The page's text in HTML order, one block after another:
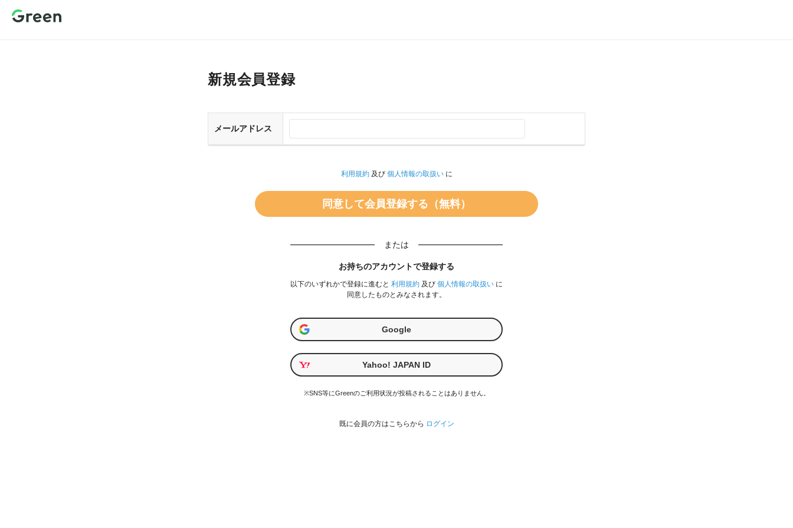
新規会員登録
メールアドレス
利用規約及び 個人情報の取扱いに
または
お持ちのアカウントで登録する
以下のいずれかで登録に進むと 利用規約 及び 個人情報の取扱い に
同意したものとみなされます。
Google
Yahoo! JAPAN ID
※SNS等にGreenのご利用状況が投稿されることはありません。
既に会員の方はこちらから ログイン